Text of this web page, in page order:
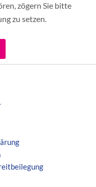
zögern Sie bitte
zu setzen.